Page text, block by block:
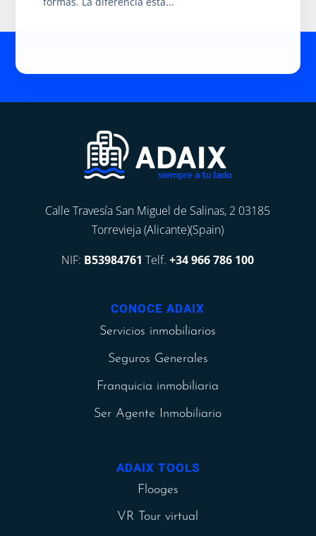
Calle Travesía San Miguel de Salinas, 2 03185
Torrevieja (Alicante)(Spain)
NIF: B53984761 Telf.+34 966 786 100
CONOCE ADAIX
Servicios inmobiliarios
Seguros Generales
Franquicia inmobiliaria
Ser Agente Inmobiliario
ADAIX TOOLS
Flooges
VR Tour virtual